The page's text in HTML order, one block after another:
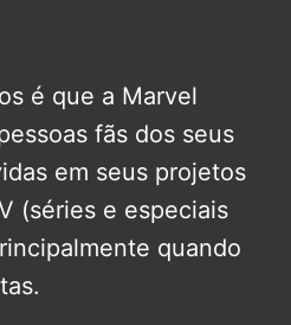
é que a Marvel
fãs dos seus
em seus projetos
(séries e especiais
quando